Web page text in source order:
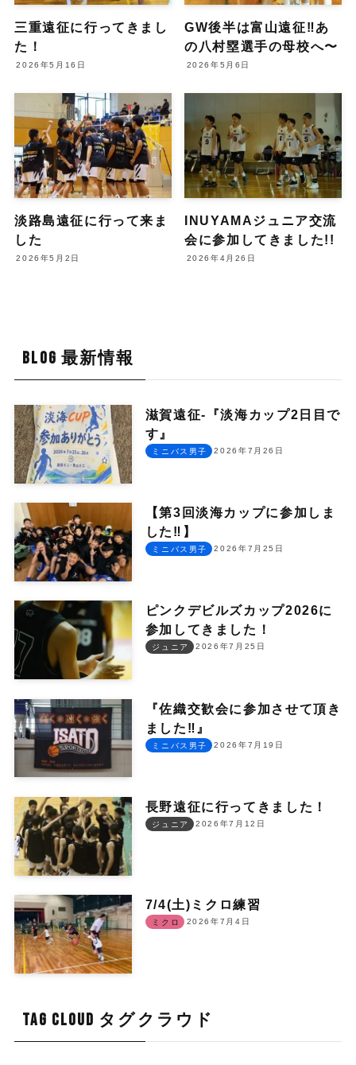
三重遠征に行ってきまし
た！
2026年5月16日
GW後半は富山遠征‼️あ
の八村塁選手の母校へ〜
2026年5月6日
淡路島遠征に行って来ま
した
2026年5月2日
INUYAMAジュニア交流
会に参加してきました!!
2026年4月26日
BLOG 最新情報
滋賀遠征-『淡海カップ2日目で
す』
2026年7月26日
ミニバス男子
【第3回淡海カップに参加しま
した‼︎】
2026年7月25日
ミニバス男子
ピンクデビルズカップ2026に
参加してきました！
2026年7月25日
ジュニア
『佐織交歓会に参加させて頂き
ました‼︎』
2026年7月19日
ミニバス男子
長野遠征に行ってきました！
2026年7月12日
ジュニア
7/4(土)ミクロ練習
2026年7月4日
ミクロ
TAG CLOUD タグクラウド